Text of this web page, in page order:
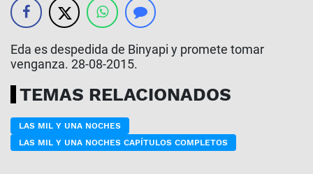
Eda es despedida de Binyapi y promete tomar
venganza. 28-08-2015.
TEMAS RELACIONADOS
LAS MIL Y UNA NOCHES
LAS MIL Y UNA NOCHES CAPÍTULOS COMPLETOS